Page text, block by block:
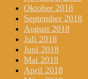
Oktober 2018
September 2018
August 2018
Juli 2018
Juni 2018
Mai 2018
April 2018